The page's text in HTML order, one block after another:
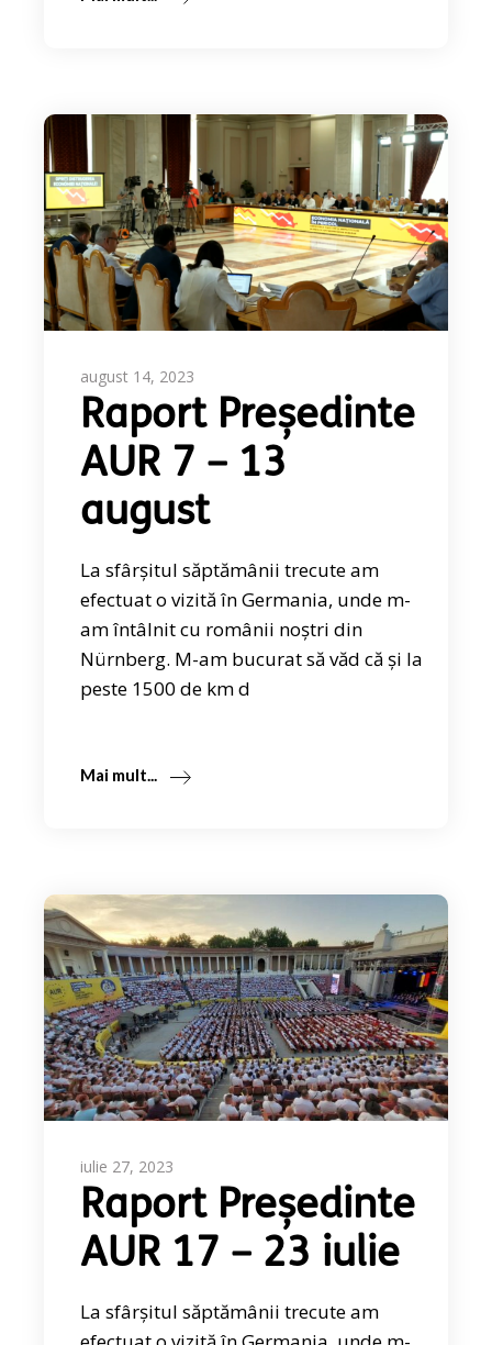
august 14, 2023
Raport Președinte
AUR 7 – 13
august
La sfârșitul săptămânii trecute am
efectuat o vizită în Germania, unde m-
am întâlnit cu românii noștri din
Nürnberg. M-am bucurat să văd că și la
peste 1500 de km d
Mai mult...
iulie 27, 2023
Raport Președinte
AUR 17 – 23 iulie
La sfârșitul săptămânii trecute am